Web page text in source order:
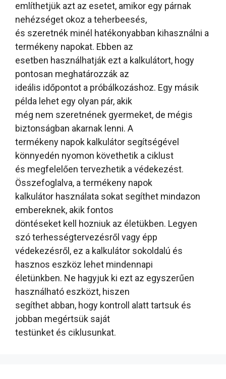
említhetjük azt az esetet, amikor egy párnak
nehézséget okoz a teherbeesés,
és szeretnék minél hatékonyabban kihasználni a
termékeny napokat. Ebben az
esetben használhatják ezt a kalkulátort, hogy
pontosan meghatározzák az
ideális időpontot a próbálkozáshoz. Egy másik
példa lehet egy olyan pár, akik
még nem szeretnének gyermeket, de mégis
biztonságban akarnak lenni. A
termékeny napok kalkulátor segítségével
könnyedén nyomon követhetik a ciklust
és megfelelően tervezhetik a védekezést.
Összefoglalva, a termékeny napok
kalkulátor használata sokat segíthet mindazon
embereknek, akik fontos
döntéseket kell hozniuk az életükben. Legyen
szó terhességtervezésről vagy épp
védekezésről, ez a kalkulátor sokoldalú és
hasznos eszköz lehet mindennapi
életünkben. Ne hagyjuk ki ezt az egyszerűen
használható eszközt, hiszen
segíthet abban, hogy kontroll alatt tartsuk és
jobban megértsük saját
testünket és ciklusunkat.